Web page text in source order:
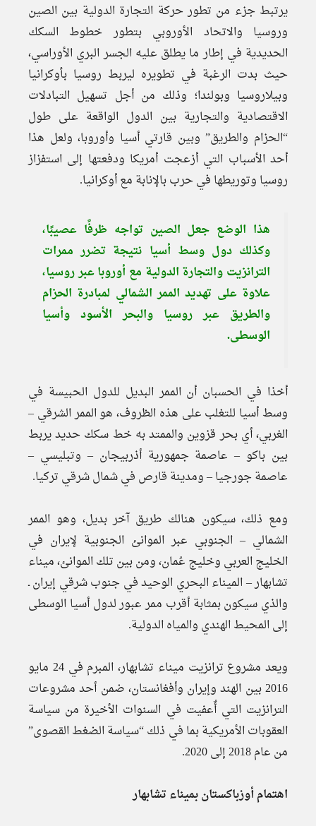
يرتبط جزء من تطور حركة التجارة الدولية بين الصين
وروسيا والاتحاد الأوروبي بتطور خطوط السكك
الحديدية في إطار ما يطلق عليه الجسر البري الأوراسي،
حیث بدت الرغبة في تطويره ليربط روسيا بأوكرانيا
وبيلاروسيا وبولندا؛ وذلك من أجل تسهيل التبادلات
الاقتصادية والتجارية بين الدول الواقعة على طول
“الحزام والطريق” وبين قارتي أسيا وأوروبا، ولعل هذا
أحد الأسباب التي أزعجت أمريكا ودفعتها إلى استفزاز
روسيا وتوريطها في حرب بالإنابة مع أوكرانيا.
هذا الوضع جعل الصين تواجه ظرفًا عصيبًا،
وكذلك دول وسط أسيا نتيجة تضرر ممرات
الترانزيت والتجارة الدولية مع أوروبا عبر روسيا،
علاوة على تهديد الممر الشمالي لمبادرة الحزام
والطريق عبر روسيا والبحر الأسود وأسيا
الوسطى.
أخذا في الحسبان أن الممر البديل للدول الحبيسة في
وسط أسيا للتغلب على هذه الظروف، هو الممر الشرقي –
الغربي، أي بحر قزوين والممتد به خط سكك حديد يربط
بين باكو – عاصمة جمهورية أذربيجان – وتبليسي –
عاصمة جورجيا – ومدينة قارص في شمال شرقي تركيا.
ومع ذلك، سيكون هنالك طريق آخر بديل، وهو الممر
الشمالي – الجنوبي عبر الموانئ الجنوبية لإيران في
الخليج العربي وخليج عُمان، ومن بين تلك الموانئ، ميناء
تشابهار – الميناء البحري الوحيد في جنوب شرقي إيران ـ
والذي سيكون بمثابة أقرب ممر عبور لدول أسيا الوسطى
إلى المحيط الهندي والمياه الدولية.
ويعد مشروع ترانزيت ميناء تشابهار، المبرم في 24 مايو
2016 بين الهند وإيران وأفغانستان، ضمن أحد مشروعات
الترانزيت التي أٌعفيت في السنوات الأخيرة من سياسة
العقوبات الأمريكية بما في ذلك “سياسة الضغط القصوى”
من عام 2018 إلى 2020.
اهتمام أوزباكستان بميناء تشابهار